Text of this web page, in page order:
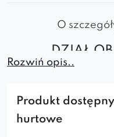
O
DZIAŁ
Hoker Jackto model
bardzo
wygodny
Rozwiń opis..
Produkt
hurtowe